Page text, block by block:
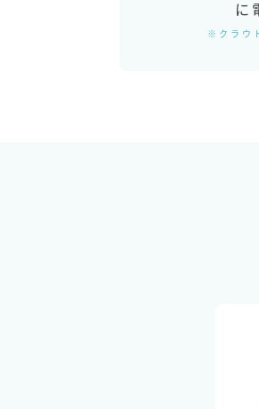
に
※クラウ